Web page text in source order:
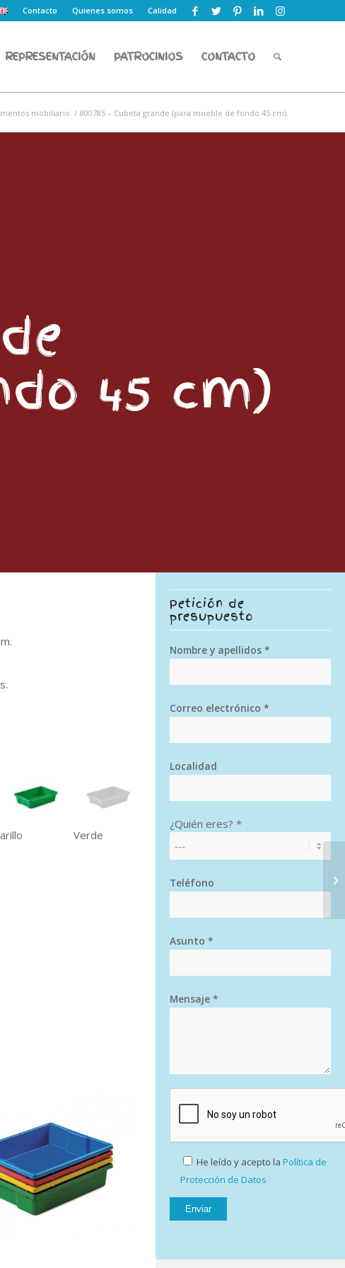
Contacto Quienes somos Calidad
REPRESENTACIÓN PATROCINIOS CONTACTO
mobiliario / 800785 – Cubeta grande (para mueble de fondo 45 cm).
45 cm)
Verde
Petición de
presupuesto
Nombre y apellidos *
Correo electrónico *
Localidad
¿Quién eres? *
Teléfono
Asunto *
Mensaje *
He leído y acepto la Política de
Protección de Datos